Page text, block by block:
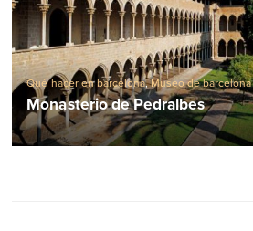
Qué hacer en barcelona,Museo de barcelona
Monasterio de Pedralbes